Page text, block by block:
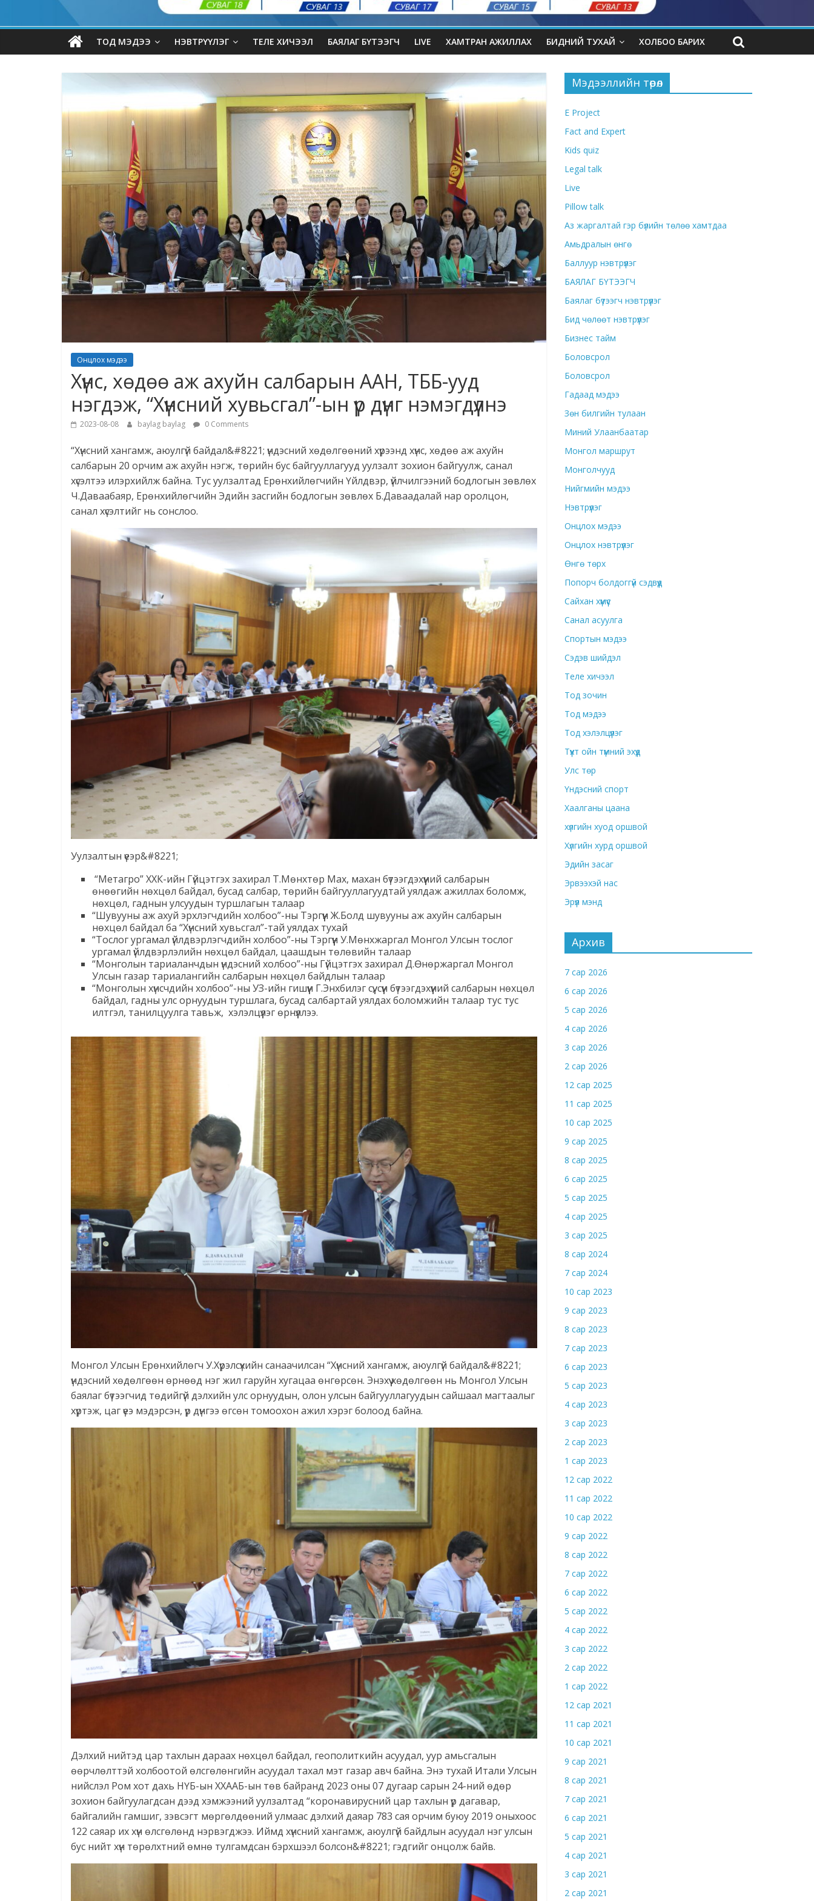
ТОД МЭДЭЭ НЭВТРҮҮЛЭГ ТЕЛЕ ХИЧЭЭЛ БАЯЛАГ БҮТЭЭГЧ LIVE ХАМТРАН АЖИЛЛАХ БИДНИЙ ТУХАЙ ХОЛБОО БАРИХ
Онцлох мэдээ
Хүнс, хөдөө аж ахуйн салбарын ААН, ТББ-ууд
нэгдэж, “Хүнсний хувьсгал”-ын үр дүнг нэмэгдүүлнэ
2023-08-08 baylag baylag 0 Comments
“Хүнсний хангамж, аюулгүй байдал&#8221; үндэсний хөдөлгөөний хүрээнд хүнс, хөдөө аж ахуйн
салбарын 20 орчим аж ахуйн нэгж, төрийн бус байгууллагууд уулзалт зохион байгуулж, санал
хүсэлтээ илэрхийлж байна. Тус уулзалтад Ерөнхийлөгчийн Үйлдвэр, үйлчилгээний бодлогын зөвлөх
Ч.Даваабаяр, Ерөнхийлөгчийн Эдийн засгийн бодлогын зөвлөх Б.Даваадалай нар оролцон,
санал хүсэлтийг нь сонслоо.
Уулзалтын үеэр&#8221;
“Метагро” ХХК-ийн Гүйцэтгэх захирал Т.Мөнхтөр Мах, махан бүтээгдэхүүний салбарын
өнөөгийн нөхцөл байдал, бусад салбар, төрийн байгууллагуудтай уялдаж ажиллах боломж,
нөхцөл, гаднын улсуудын туршлагын талаар
“Шувууны аж ахуй эрхлэгчдийн холбоо”-ны Тэргүүн Ж.Болд шувууны аж ахуйн салбарын
нөхцөл байдал ба “Хүнсний хувьсгал”-тай уялдах тухай
“Тослог ургамал үйлдвэрлэгчдийн холбоо”-ны Тэргүүн У.Мөнхжаргал Монгол Улсын тослог
ургамал үйлдвэрлэлийн нөхцөл байдал, цаашдын төлөвийн талаар
“Монголын тариаланчдын үндэсний холбоо”-ны Гүйцэтгэх захирал Д.Өнөржаргал Монгол
Улсын газар тариалангийн салбарын нөхцөл байдлын талаар
“Монголын хүнсчдийн холбоо”-ны УЗ-ийн гишүүн Г.Энхбилэг сүү, сүүн бүтээгдэхүүний салбарын нөхцөл
байдал, гадны улс орнуудын туршлага, бусад салбартай уялдах боломжийн талаар тус тус
илтгэл, танилцуулга тавьж, хэлэлцүүлэг өрнүүллээ.
Монгол Улсын Ерөнхийлөгч У.Хүрэлсүхийн санаачилсан “Хүнсний хангамж, аюулгүй байдал&#8221;
үндэсний хөдөлгөөн өрнөөд нэг жил гаруйн хугацаа өнгөрсөн. Энэхүү хөдөлгөөн нь Монгол Улсын
баялаг бүтээгчид төдийгүй дэлхийн улс орнуудын, олон улсын байгууллагуудын сайшаал магтаалыг
хүртэж, цаг үеэ мэдэрсэн, үр дүнгээ өгсөн томоохон ажил хэрэг болоод байна.
Дэлхий нийтэд цар тахлын дараах нөхцөл байдал, геополиткийн асуудал, уур амьсгалын
өөрчлөлттэй холбоотой өлсгөлөнгийн асуудал тахал мэт газар авч байна. Энэ тухай Итали Улсын
нийслэл Ром хот дахь НҮБ-ын ХХААБ-ын төв байранд 2023 оны 07 дугаар сарын 24-ний өдөр
зохион байгуулагдсан дээд хэмжээний уулзалтад “коронавирусний цар тахлын үр дагавар,
байгалийн гамшиг, зэвсэгт мөргөлдөөний улмаас дэлхий даяар 783 сая орчим буюу 2019 оныхоос
122 саяар их хүн өлсгөлөнд нэрвэгджээ. Иймд хүнсний хангамж, аюулгүй байдлын асуудал нэг улсын
бус нийт хүн төрөлхтний өмнө тулгамдсан бэрхшээл болсон&#8221; гэдгийг онцолж байв.
Мэдээллийн төрөл
E Project
Fact and Expert
Kids quiz
Legal talk
Live
Pillow talk
Аз жаргалтай гэр бүлийн төлөө хамтдаа
Амьдралын өнгө
Баллуур нэвтрүүлэг
БАЯЛАГ БҮТЭЭГЧ
Баялаг бүтээгч нэвтрүүлэг
Бид чөлөөт нэвтрүүлэг
Бизнес тайм
Боловсрол
Боловсрол
Гадаад мэдээ
Зөн билгийн тулаан
Миний Улаанбаатар
Монгол маршрут
Монголчууд
Нийгмийн мэдээ
Нэвтрүүлэг
Онцлох мэдээ
Онцлох нэвтрүүлэг
Өнгө төрх
Попорч болдоггүй сэдвүүд
Сайхан хүмүүс
Санал асуулга
Спортын мэдээ
Сэдэв шийдэл
Теле хичээл
Тод зочин
Тод мэдээ
Тод хэлэлцүүлэг
Түүхт ойн түмний эхүүд
Улс төр
Үндэсний спорт
Хаалганы цаана
хүлгийн хуод оршвой
Хүлгийн хурд оршвой
Эдийн засаг
Эрвээхэй нас
Эрүүл мэнд
Архив
7 сар 2026
6 сар 2026
5 сар 2026
4 сар 2026
3 сар 2026
2 сар 2026
12 сар 2025
11 сар 2025
10 сар 2025
9 сар 2025
8 сар 2025
6 сар 2025
5 сар 2025
4 сар 2025
3 сар 2025
8 сар 2024
7 сар 2024
10 сар 2023
9 сар 2023
8 сар 2023
7 сар 2023
6 сар 2023
5 сар 2023
4 сар 2023
3 сар 2023
2 сар 2023
1 сар 2023
12 сар 2022
11 сар 2022
10 сар 2022
9 сар 2022
8 сар 2022
7 сар 2022
6 сар 2022
5 сар 2022
4 сар 2022
3 сар 2022
2 сар 2022
1 сар 2022
12 сар 2021
11 сар 2021
10 сар 2021
9 сар 2021
8 сар 2021
7 сар 2021
6 сар 2021
5 сар 2021
4 сар 2021
3 сар 2021
2 сар 2021